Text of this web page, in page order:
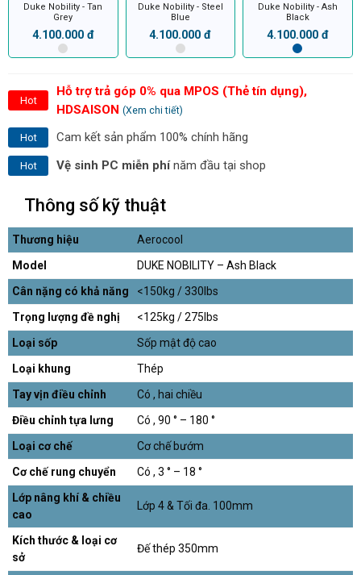
Duke Nobility - Tan
Grey
4.100.000 đ
Duke Nobility - Steel
Blue
4.100.000 đ
Duke Nobility - Ash
Black
4.100.000 đ
Hot
Hỗ trợ trả góp 0% qua MPOS (Thẻ tín dụng),
HDSAISON (Xem chi tiết)
Hot Cam kết sản phẩm 100% chính hãng
Hot Vệ sinh PC miễn phínăm đầu tại shop
Thông số kỹ thuật
Thương hiệu
Aerocool
Model
DUKE NOBILITY – Ash Black
Cân nặng có khả năng
<150kg / 330lbs
Trọng lượng đề nghị
<125kg / 275lbs
Loại sốp
Sốp mật độ cao
Loại khung
Thép
Tay vịn điều chỉnh
Có , hai chiều
Điều chỉnh tựa lưng
Có , 90 ° – 180 °
Loại cơ chế
Cơ chế bướm
Cơ chế rung chuyển
Có , 3 ° – 18 °
Lớp nâng khí & chiều
cao
Lớp 4 & Tối đa. 100mm
Kích thước & loại cơ
sở
Đế thép 350mm